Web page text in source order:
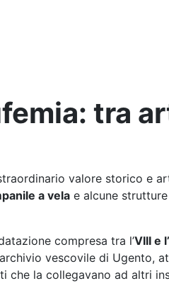
tra
valore storico e
a vela e alcune
compresa tra l’VIII e
vescovile di Ugento,
che la collegavano ad altri